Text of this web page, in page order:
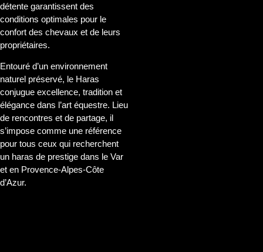
détente garantissent des
conditions optimales pour le
confort des chevaux et de leurs
propriétaires.
Entouré d’un environnement
naturel préservé, le Haras
conjugue excellence, tradition et
élégance dans l’art équestre. Lieu
de rencontres et de partage, il
s’impose comme une référence
pour tous ceux qui recherchent
un haras de prestige dans le Var
et en Provence-Alpes-Côte
d’Azur.